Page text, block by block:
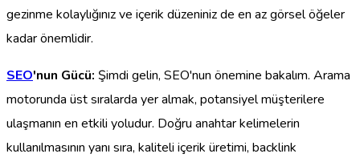
gezinme kolaylığınız ve içerik düzeniniz de en az görsel öğeler
kadar önemlidir.
SEO'nun Gücü: Şimdi gelin, SEO'nun önemine bakalım. Arama
motorunda üst sıralarda yer almak, potansiyel müşterilere
ulaşmanın en etkili yoludur. Doğru anahtar kelimelerin
kullanılmasının yanı sıra, kaliteli içerik üretimi, backlink